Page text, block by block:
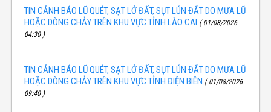
TIN CẢNH BÁO LŨ QUÉT, SẠT LỞ ĐẤT, SỤT LÚN ĐẤT DO MƯA LŨ
HOẶC DÒNG CHẢY TRÊN KHU VỰC TỈNH LÀO CAI ( 01/08/2026
04:30 )
TIN CẢNH BÁO LŨ QUÉT, SẠT LỞ ĐẤT, SỤT LÚN ĐẤT DO MƯA LŨ
HOẶC DÒNG CHẢY TRÊN KHU VỰC TỈNH ĐIỆN BIÊN ( 01/08/2026
09:40 )